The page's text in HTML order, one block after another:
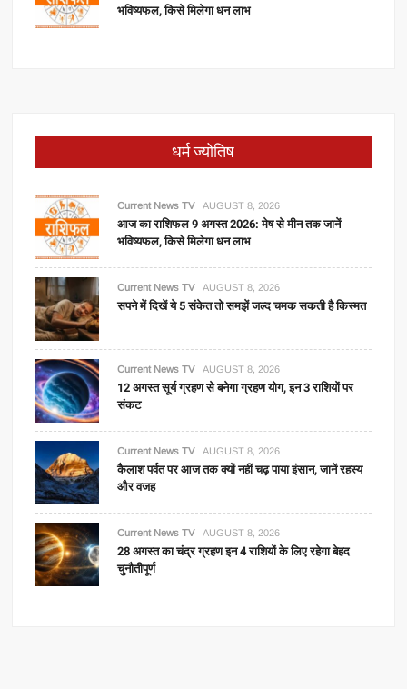
भविष्यफल, किसे मिलेगा धन लाभ
धर्म ज्योतिष
Current News TV AUGUST 8, 2026
आज का राशिफल 9 अगस्त 2026: मेष से मीन तक जानें
भविष्यफल, किसे मिलेगा धन लाभ
Current News TV AUGUST 8, 2026
सपने में दिखें ये 5 संकेत तो समझें जल्द चमक सकती है किस्मत
Current News TV AUGUST 8, 2026
12 अगस्त सूर्य ग्रहण से बनेगा ग्रहण योग, इन 3 राशियों पर
संकट
Current News TV AUGUST 8, 2026
कैलाश पर्वत पर आज तक क्यों नहीं चढ़ पाया इंसान, जानें रहस्य
और वजह
Current News TV AUGUST 8, 2026
28 अगस्त का चंद्र ग्रहण इन 4 राशियों के लिए रहेगा बेहद
चुनौतीपूर्ण